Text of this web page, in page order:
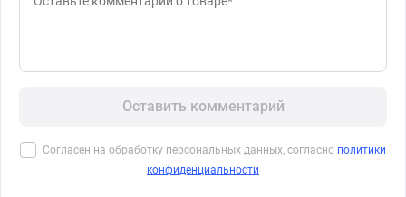
Оставить комментарий
Согласен на обработку персональных данных, согласно политики
конфиденциальности